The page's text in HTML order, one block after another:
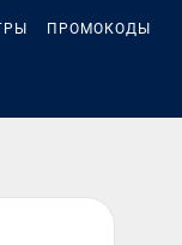
ПРОМОКОДЫ